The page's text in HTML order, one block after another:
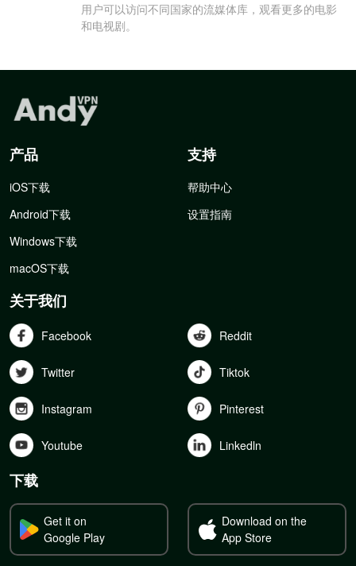
用户可以访问不同国家的流媒体库，观看更多的电影
和电视剧。
产品
iOS下载
Android下载
Windows下载
macOS下载
支持
帮助中心
设置指南
关于我们
Facebook Reddit
Twitter Tiktok
Instagram Pinterest
Youtube Linkedln
下载
Get it on
Google Play
Download on the
App Store